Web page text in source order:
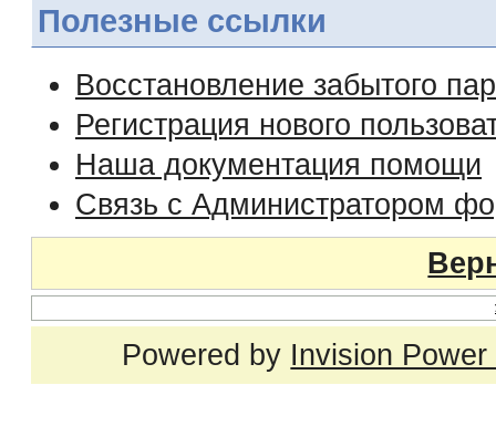
Полезные ссылки
Восстановление забытого
Регистрация нового
Наша документация помощи
Связь с Администратором
Powered by Invision Power